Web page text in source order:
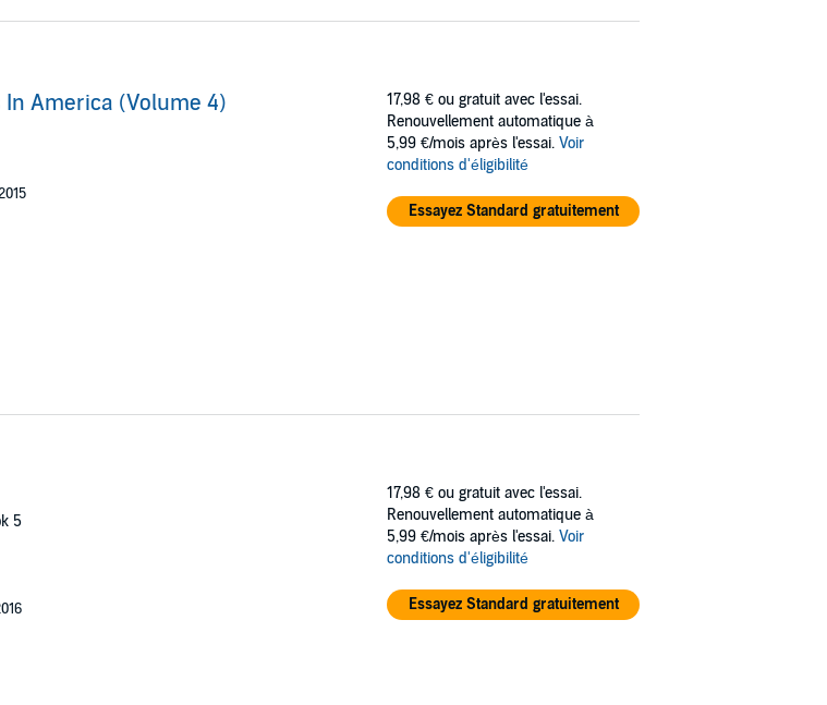
America (Volume 4) 17,98 € ou gratuit avec l'essai.
Renouvellement automatique à
5,99 €/mois après l'essai. Voir
conditions d'éligibilité
Essayez Standard gratuitement
5
17,98 € ou gratuit avec l'essai.
Renouvellement automatique à
5,99 €/mois après l'essai. Voir
conditions d'éligibilité
Essayez Standard gratuitement